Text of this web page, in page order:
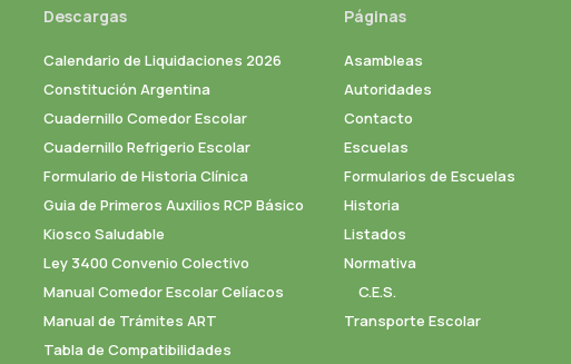
Descargas
Calendario de Liquidaciones 2026
Constitución Argentina
Cuadernillo Comedor Escolar
Cuadernillo Refrigerio Escolar
Formulario de Historia Clínica
Guia de Primeros Auxilios RCP Básico
Kiosco Saludable
Ley 3400 Convenio Colectivo
Manual Comedor Escolar Celíacos
Manual de Trámites ART
Tabla de Compatibilidades
Páginas
Asambleas
Autoridades
Contacto
Escuelas
Formularios de Escuelas
Historia
Listados
Normativa
C.E.S.
Transporte Escolar